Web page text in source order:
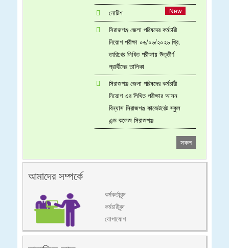
নোটিশ
সিরাজগঞ্জ জেলা পরিষদের কর্মচারী
নিয়োগ পরীক্ষা ০৬/০৬/২০২৬ খ্রি.
তারিখের লিখিত পরীক্ষায় উত্তীর্ণ
প্রার্থীদের তালিকা
সিরাজগঞ্জ জেলা পরিষদের কর্মচারী
নিয়োগ এর লিখিত পরীক্ষার আসন
বিন্যাস সিরাজগঞ্জ কালেক্টরেট স্কুল
এন্ড কলেজ সিরাজগঞ্জ
সকল
আমাদের সম্পর্কে
কর্মকর্তাবৃন্দ
কর্মচারীবৃন্দ
যোগাযোগ